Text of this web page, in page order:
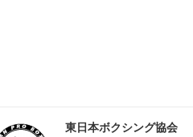
東日本ボクシング協会